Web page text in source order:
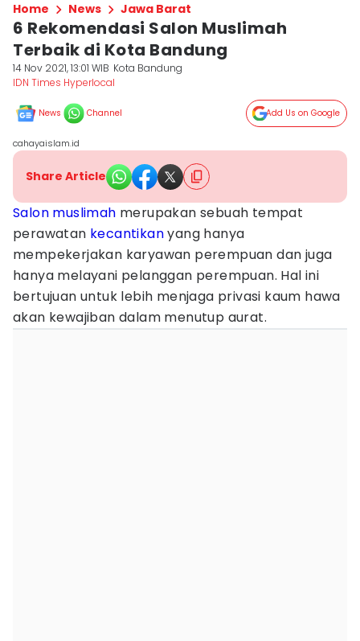
Home News Jawa Barat
6 Rekomendasi Salon Muslimah
Terbaik di Kota Bandung
14 Nov 2021, 13:01 WIB Kota Bandung
IDN Times Hyperlocal
News Channel Add Us on Google
cahayaislam.id
Share Article
Salon muslimah merupakan sebuah tempat
perawatan kecantikanyang hanya
mempekerjakan karyawan perempuan dan juga
hanya melayani pelanggan perempuan. Hal ini
bertujuan untuk lebih menjaga privasi kaum hawa
akan kewajiban dalam menutup aurat.